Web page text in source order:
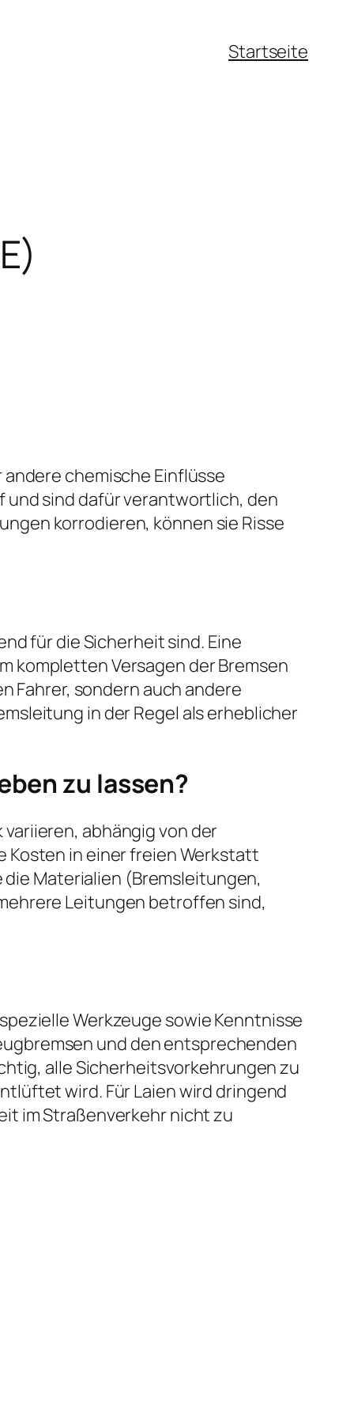
Startseite
chemische Einflüsse
und sind dafür verantwortlich, den
korrodieren, können sie Risse
für die Sicherheit sind. Eine
kompletten Versagen der Bremsen
Fahrer, sondern auch andere
in der Regel als erheblicher
zu lassen?
abhängig von der
Kosten in einer freien Werkstatt
die Materialien (Bremsleitungen,
Leitungen betroffen sind,
Werkzeuge sowie Kenntnisse
und den entsprechenden
alle Sicherheitsvorkehrungen zu
wird. Für Laien wird dringend
im Straßenverkehr nicht zu